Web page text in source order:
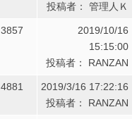
投稿者： 管理人Ｋ
3857
2019/10/16
15:15:00
投稿者： RANZAN
4881
2019/3/16 17:22:16
投稿者： RANZAN